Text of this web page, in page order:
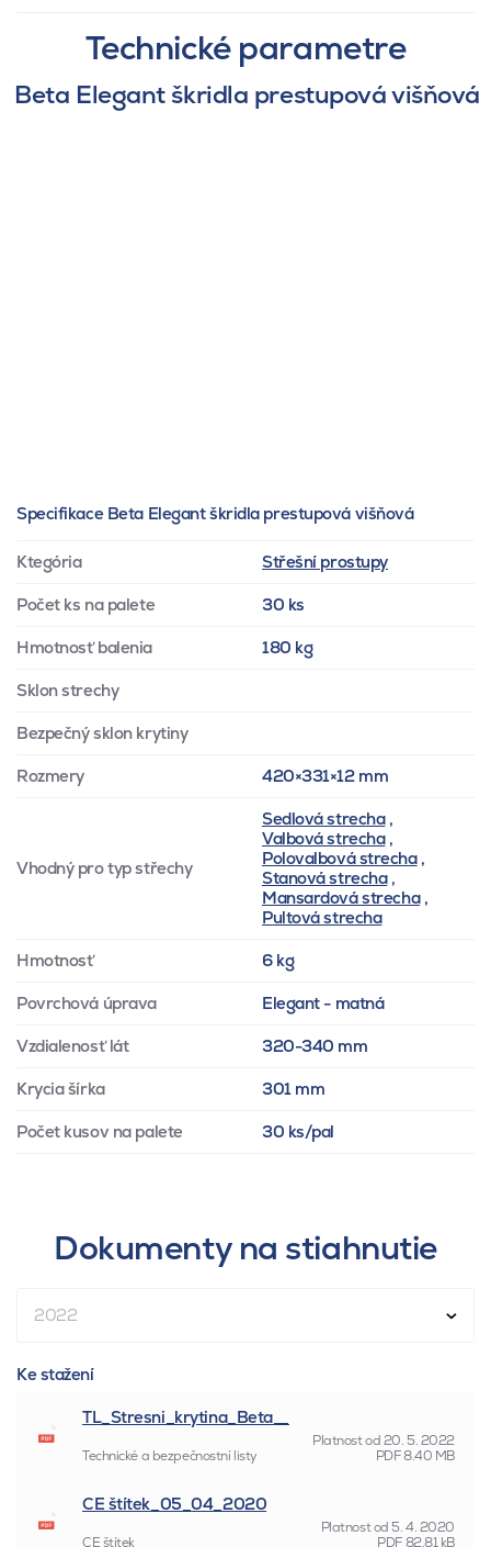
Technické parametre
Beta Elegant škridla prestupová višňová
Specifikace Beta Elegant škridla prestupová višňová
Ktegória Střešní prostupy
Počet ks na palete 30 ks
Hmotnosť balenia 180 kg
Sklon strechy
Bezpečný sklon krytiny
Rozmery 420×331×12 mm
Vhodný pro typ střechy
Sedlová strecha,
Valbová strecha,
Polovalbová strecha,
Stanová strecha,
Mansardová strecha,
Pultová strecha
Hmotnosť 6 kg
Povrchová úprava Elegant - matná
Vzdialenosť lát 320-340 mm
Krycia šírka 301 mm
Počet kusov na palete 30 ks/pal
Dokumenty na stiahnutie
2022
Ke stažení
TL_Stresni_krytina_Beta__
Platnost od20. 5. 2022
Technické a bezpečnostní listy
PDF8.40 MB
CE štítek_05_04_2020
Platnost od 5. 4. 2020
CE štítek
PDF82.81 kB